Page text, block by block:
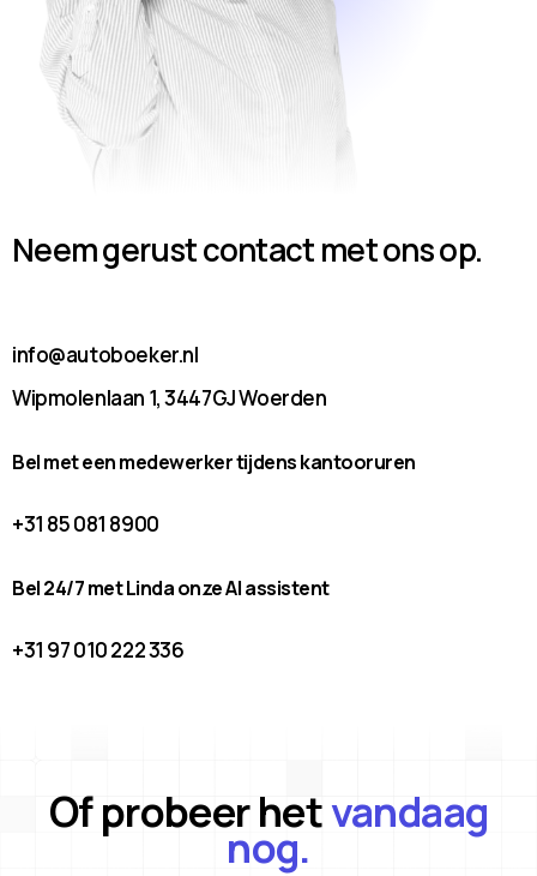
Neem gerust contact met ons op.
info@autoboeker.nl
Wipmolenlaan 1, 3447GJ Woerden
Bel met een medewerker tijdens kantooruren
+31 85 081 8900
Bel 24/7 met Linda onze AI assistent
+31 97 010 222 336
Of probeer hetvandaag
nog.